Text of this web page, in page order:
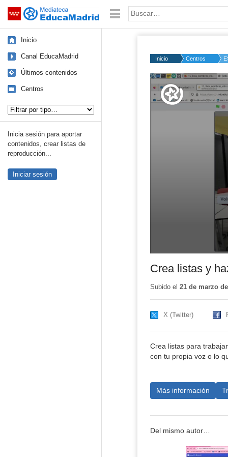
Saltar navegación Palabra o frase:
Inicio
Canal EducaMadrid
Últimos contenidos
Centros
Inicia sesión para aportar
contenidos, crear listas de
reproducción...
Iniciar sesión
Inicio Centros
Volume
50%
Crea listas y
Subido el 21 de marzo
X (Twitter)
Crea listas para
con tu propia voz o lo
Más información
Del mismo autor…